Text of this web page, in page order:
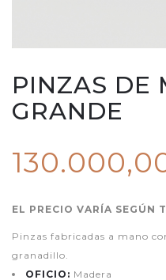
PINZAS DE
GRANDE
EL PRECIO VARÍA SEGÚN
Pinzas fabricadas a mano
granadillo.
OFICIO: Madera